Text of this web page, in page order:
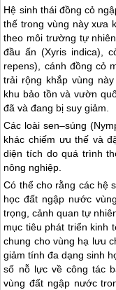
Hệ sinh thái đồng cỏ
thế trong vùng này xưa
theo môi trường tự
đầu ấn (Xyris indica),
repens), cánh đồng cỏ
trải rộng khắp vùng
khu bảo tồn và vườn
đã và đang bị suy giảm.
Các loài sen–súng
khác chiếm ưu thế và
diện tích do quá trình
nông nghiệp.
Có thể cho rằng các hệ
học đất ngập nước
trọng, cảnh quan tự
mục tiêu phát triển kinh
chung cho vùng hạ lưu
giảm tính đa dạng sinh
số nỗ lực về công tác
vùng đất ngập nước